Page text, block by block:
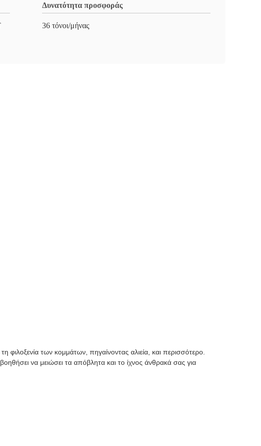
Δυνατότητα προσφοράς
36 τόνοι/μήνας
των κομμάτων, πηγαίνοντας αλιεία, και περισσότερο.
να μειώσει τα απόβλητα και το ίχνος άνθρακά σας για